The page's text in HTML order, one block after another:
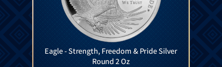
Eagle - Strength, Freedom & Pride Silver
Round 2 Oz